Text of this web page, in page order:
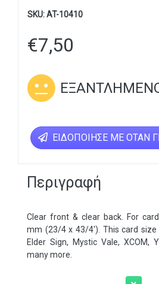
SKU:AT-10410
€7,50
ΕΙΔΟΠΟΊΗΣΕ ΜΕ ΌΤΑΝ
Περιγραφή
Clear front & clear back. For
mm (23/4 x 43/4′). This card
Elder Sign, Mystic Vale, XCOM,
many more.